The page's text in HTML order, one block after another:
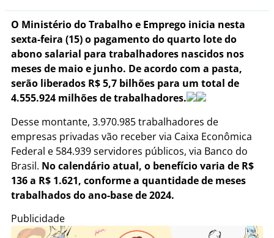
O Ministério do Trabalho e Emprego inicia nesta
sexta-feira (15) o pagamento do quarto lote do
abono salarial para trabalhadores nascidos nos
meses de maio e junho. De acordo com a pasta,
serão liberados R$ 5,7 bilhões para um total de
4.555.924 milhões de trabalhadores.
Desse montante, 3.970.985 trabalhadores de
empresas privadas vão receber via Caixa Econômica
Federal e 584.939 servidores públicos, via Banco do
Brasil. No calendário atual, o benefício varia de R$
136 a R$ 1.621, conforme a quantidade de meses
trabalhados do ano-base de 2024.
Publicidade